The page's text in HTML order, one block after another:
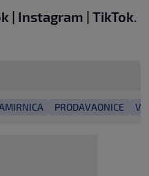
| Instagram | TikTok.
PRODAVAONICE